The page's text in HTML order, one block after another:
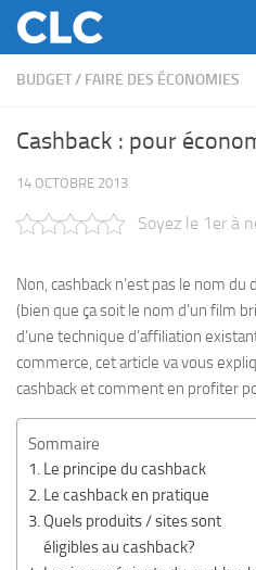
Skip to content
BUDGET/ FAIRE DES ÉCONOMIES
Cashback : pour
14 OCTOBRE 2013
Soyez le 1er à
Non, cashback n’est pas le nom
(bien que ça soit le nom d’un film
d’une technique d’affiliation
commerce, cet article va vous
cashback et comment en profiter
Sommaire
Le principe du cashback
Le cashback en pratique
Quels produits / sites sont
éligibles au cashback?